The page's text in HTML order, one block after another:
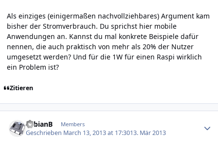
Als einziges (einigermaßen nachvollziehbares) Argument kam
bisher der Stromverbrauch. Du sprichst hier mobile
Anwendungen an. Kannst du mal konkrete Beispiele dafür
nennen, die auch praktisch von mehr als 20% der Nutzer
umgesetzt werden? Und für die 1W für einen Raspi wirklich
ein Problem ist?
Zitieren
FabianB Members
Geschrieben March 13, 2013 at 17:3013. Mär 2013